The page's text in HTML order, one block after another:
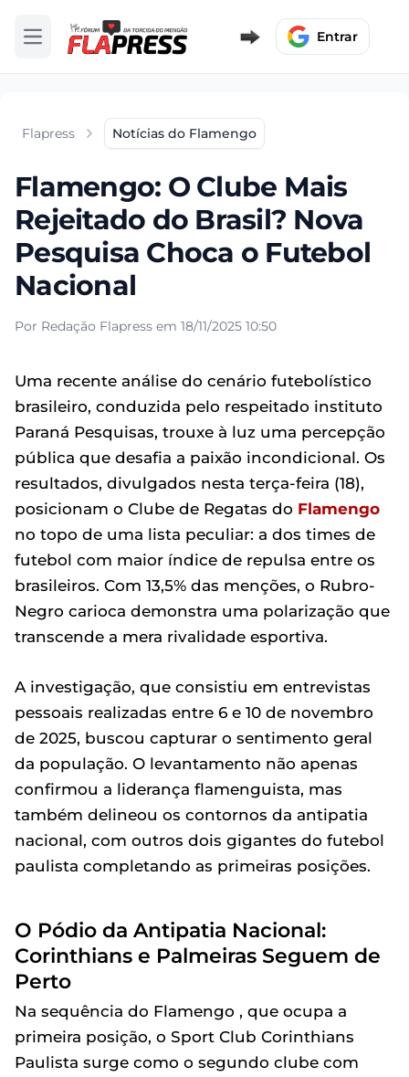
Abrir menu Entrar
Flapress Notícias do Flamengo
Flamengo: O Clube Mais
Rejeitado do Brasil? Nova
Pesquisa Choca o Futebol
Nacional
Por Redação Flapress em 18/11/2025 10:50
Uma recente análise do cenário futebolístico
brasileiro, conduzida pelo respeitado instituto
Paraná Pesquisas, trouxe à luz uma percepção
pública que desafia a paixão incondicional. Os
resultados, divulgados nesta terça-feira (18),
posicionam o Clube de Regatas do Flamengo
no topo de uma lista peculiar: a dos times de
futebol com maior índice de repulsa entre os
brasileiros. Com 13,5% das menções, o Rubro-
Negro carioca demonstra uma polarização que
transcende a mera rivalidade esportiva.
A investigação, que consistiu em entrevistas
pessoais realizadas entre 6 e 10 de novembro
de 2025, buscou capturar o sentimento geral
da população. O levantamento não apenas
confirmou a liderança flamenguista, mas
também delineou os contornos da antipatia
nacional, com outros dois gigantes do futebol
paulista completando as primeiras posições.
O Pódio da Antipatia Nacional:
Corinthians e Palmeiras Seguem de
Perto
Na sequência do Flamengo , que ocupa a
primeira posição, o Sport Club Corinthians
Paulista surge como o segundo clube com